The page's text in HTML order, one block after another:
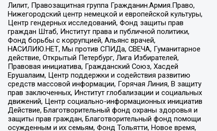
Лилит, Правозащитная группа Гражданин.Армия.Право,
Нижегородский центр немецкой и европейской культуры,
Центр гендерных исследований, Фонд защиты прав
граждан Штаб, Институт права и публичной политики,
Фонд борьбы с коррупцией, Альянс врачей,
НАСИЛИЮ.НЕТ, Мы против СПИДа, СВЕЧА, Гуманитарное
действие, Открытый Петербург, Лига Избирателей,
Правовая инициатива, Гражданский Союз, Хасдей
Ерушалаим, Центр поддержки и содействия развитию
средств массовой информации, Горячая Линия, В защиту
прав заключенных, Институт глобализации и социальных
движений, Центр социально-информационных инициатив
Действие, Благотворительный фонд охраны здоровья и
защиты прав граждан, Благотворительный фонд помощи
осужденным и их семьям, Фонд Тольятти, Новое время,